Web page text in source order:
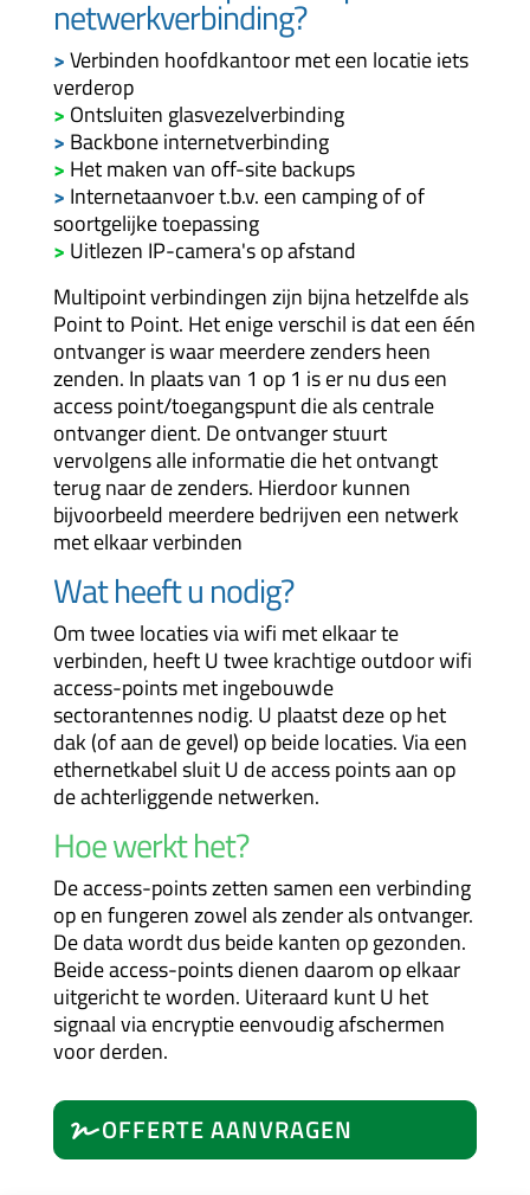
netwerkverbinding?
>Verbinden hoofdkantoor met een locatie iets
verderop
> Ontsluiten glasvezelverbinding
> Backbone internetverbinding
> Het maken van off-site backups
> Internetaanvoer t.b.v. een camping of of
soortgelijke toepassing
> Uitlezen IP-camera's op afstand
Multipoint verbindingen zijn bijna hetzelfde als
Point to Point. Het enige verschil is dat een één
ontvanger is waar meerdere zenders heen
zenden. In plaats van 1 op 1 is er nu dus een
access point/toegangspunt die als centrale
ontvanger dient. De ontvanger stuurt
vervolgens alle informatie die het ontvangt
terug naar de zenders. Hierdoor kunnen
bijvoorbeeld meerdere bedrijven een netwerk
met elkaar verbinden
Wat heeft u nodig?
Om twee locaties via wifi met elkaar te
verbinden, heeft U twee krachtige outdoor wifi
access-points met ingebouwde
sectorantennes nodig. U plaatst deze op het
dak (of aan de gevel) op beide locaties. Via een
ethernetkabel sluit U de access points aan op
de achterliggende netwerken.
Hoe werkt het?
De access-points zetten samen een verbinding
op en fungeren zowel als zender als ontvanger.
De data wordt dus beide kanten op gezonden.
Beide access-points dienen daarom op elkaar
uitgericht te worden. Uiteraard kunt U het
signaal via encryptie eenvoudig afschermen
voor derden.
OFFERTE AANVRAGEN